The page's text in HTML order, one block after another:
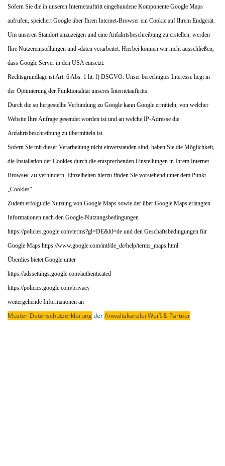
Sofern Sie die in unseren Internetauftritt eingebundene Komponente Google Maps
aufrufen, speichert Google über Ihren Internet-Browser ein Cookie auf Ihrem Endgerät.
Um unseren Standort anzuzeigen und eine Anfahrtsbeschreibung zu erstellen, werden
Ihre Nutzereinstellungen und -daten verarbeitet. Hierbei können wir nicht ausschließen,
dass Google Server in den USA einsetzt.
Rechtsgrundlage ist Art. 6 Abs. 1 lit. f) DSGVO. Unser berechtigtes Interesse liegt in
der Optimierung der Funktionalität unseres Internetauftritts.
Durch die so hergestellte Verbindung zu Google kann Google ermitteln, von welcher
Website Ihre Anfrage gesendet worden ist und an welche IP-Adresse die
Anfahrtsbeschreibung zu übermitteln ist.
Sofern Sie mit dieser Verarbeitung nicht einverstanden sind, haben Sie die Möglichkeit,
die Installation der Cookies durch die entsprechenden Einstellungen in Ihrem Internet-
Browser zu verhindern. Einzelheiten hierzu finden Sie vorstehend unter dem Punkt
„Cookies“.
Zudem erfolgt die Nutzung von Google Maps sowie der über Google Maps erlangten
Informationen nach den Google-Nutzungsbedingungen
https://policies.google.com/terms?gl=DE&hl=de und den Geschäftsbedingungen für
Google Maps https://www.google.com/intl/de_de/help/terms_maps.html.
Überdies bietet Google unter
https://adssettings.google.com/authenticated
https://policies.google.com/privacy
weitergehende Informationen an
Muster-DatenschutzerklärungderAnwaltskanzlei Weiß & Partner